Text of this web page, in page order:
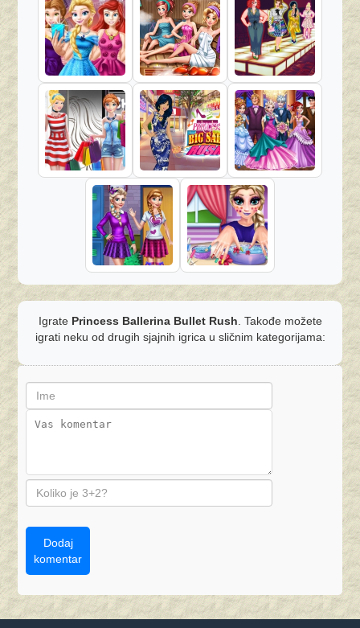
Igrate Princess Ballerina Bullet Rush . Takođe možete
igrati neku od drugih sjajnih igrica u sličnim kategorijama:
Dodaj
komentar